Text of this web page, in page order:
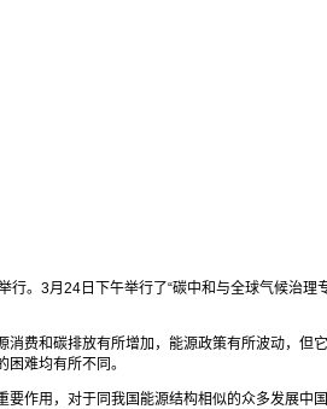
。3月24日下午举行了“碳中和与全球气候治
费和碳排放有所增加，能源政策有所波动，
难均有所不同。
作用，对于同我国能源结构相似的众多发展